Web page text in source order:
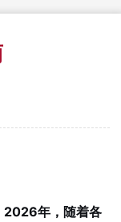
2026年，随着各